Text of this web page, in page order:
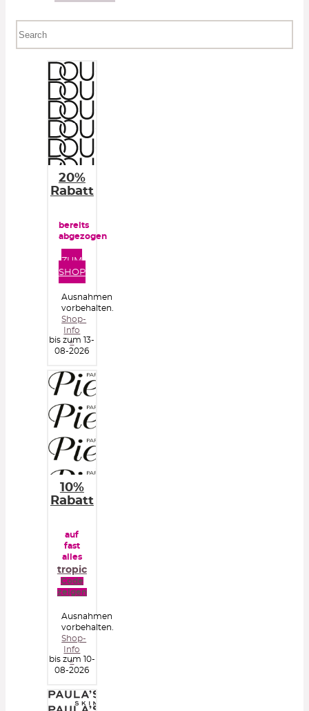
20%
Rabatt
bereits
abgezogen
ZUM
SHOP
Ausnahmen
vorbehalten.
Shop-
Info
»
bis zum 13-
08-2026
10%
Rabatt
auf
fast
alles
tropic
Code
zeigen
Ausnahmen
vorbehalten.
Shop-
Info
»
bis zum 10-
08-2026